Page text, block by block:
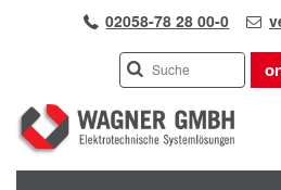
02058-78 28 00-0
INDUSTRIEVERTRETUNG